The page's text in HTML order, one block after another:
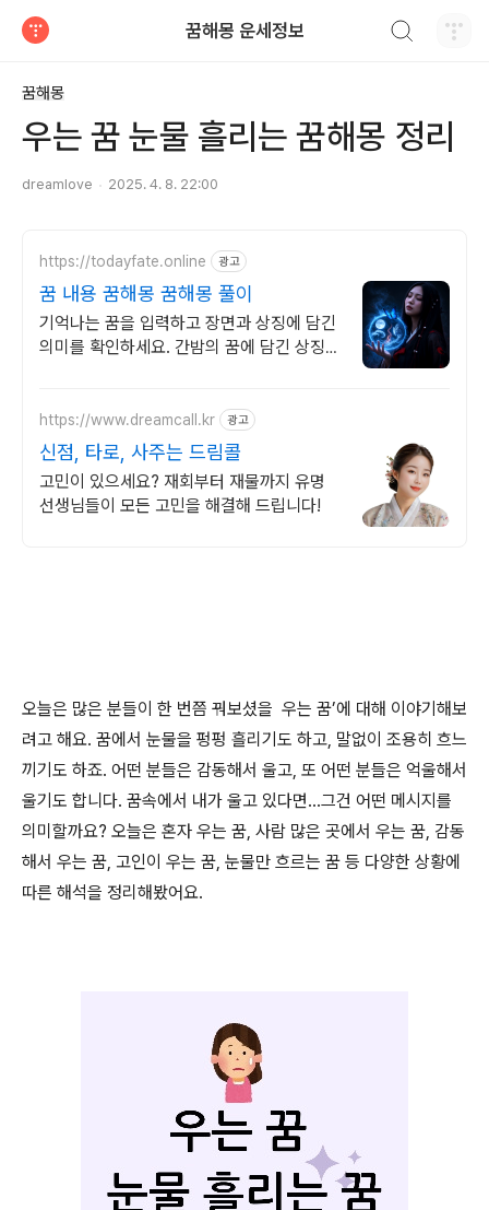
꿈해몽 운세정보
꿈해몽
우는 꿈 눈물 흘리는 꿈해몽 정리
dreamlove 2025. 4. 8. 22:00
https://todayfate.online 광고
꿈 내용 꿈해몽 꿈해몽 풀이
기억나는 꿈을 입력하고 장면과 상징에 담긴
의미를 확인하세요. 간밤의 꿈에 담긴 상징과
https://www.dreamcall.kr 광고
신점, 타로, 사주는 드림콜
고민이 있으세요? 재회부터 재물까지 유명
선생님들이 모든 고민을 해결해 드립니다!
오늘은 많은 분들이 한 번쯤 꿔보셨을 우는 꿈’에 대해 이야기해보
려고 해요. 꿈에서 눈물을 펑펑 흘리기도 하고, 말없이 조용히 흐느
끼기도 하죠. 어떤 분들은 감동해서 울고, 또 어떤 분들은 억울해서
울기도 합니다. 꿈속에서 내가 울고 있다면…그건 어떤 메시지를
의미할까요? 오늘은 혼자 우는 꿈, 사람 많은 곳에서 우는 꿈, 감동
해서 우는 꿈, 고인이 우는 꿈, 눈물만 흐르는 꿈 등 다양한 상황에
따른 해석을 정리해봤어요.